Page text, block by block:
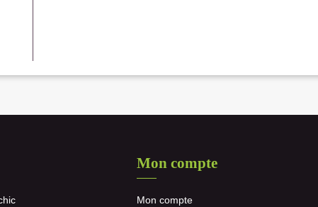
Mon compte
Mon compte